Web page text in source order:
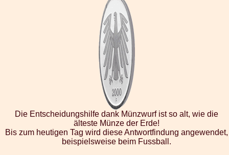
Die Entscheidungshilfe dank Münzwurf ist so alt, wie die
älteste Münze der Erde!
Bis zum heutigen Tag wird diese Antwortfindung angewendet,
beispielsweise beim Fussball.